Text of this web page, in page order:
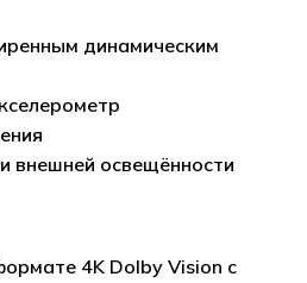
динамическим
внешней освещённости
4K Dolby Vision с